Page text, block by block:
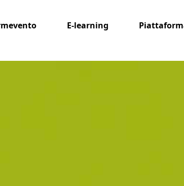
E-learning